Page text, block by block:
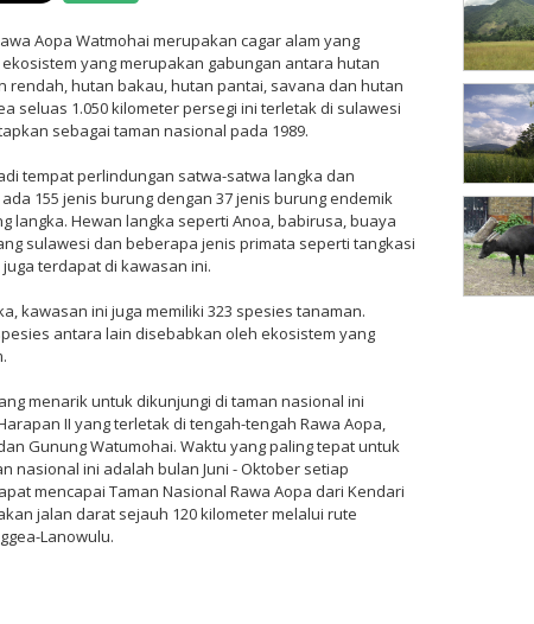
Aopa Watmohai merupakan cagar alam yang
yang merupakan gabungan antara hutan
rendah, hutan bakau, hutan pantai, savana dan hutan
seluas 1.050 kilometer persegi ini terletak di sulawesi
sebagai taman nasional pada 1989.
tempat perlindungan satwa-satwa langka dan
155 jenis burung dengan 37 jenis burung endemik
langka. Hewan langka seperti Anoa, babirusa, buaya
sulawesi dan beberapa jenis primata seperti tangkasi
terdapat di kawasan ini.
kawasan ini juga memiliki 323 spesies tanaman.
antara lain disebabkan oleh ekosistem yang
menarik untuk dikunjungi di taman nasional ini
II yang terletak di tengah-tengah Rawa Aopa,
Gunung Watumohai. Waktu yang paling tepat untuk
nasional ini adalah bulan Juni - Oktober setiap
mencapai Taman Nasional Rawa Aopa dari Kendari
jalan darat sejauh 120 kilometer melalui rute
Lanowulu.